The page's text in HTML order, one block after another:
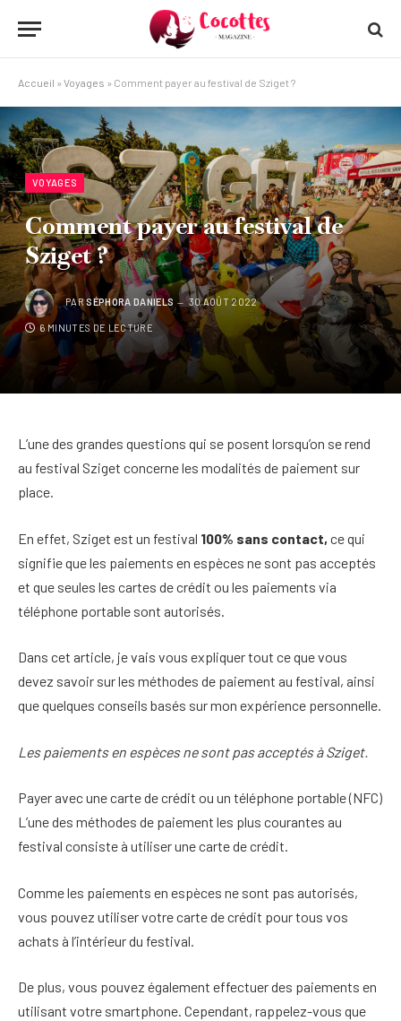
Accueil » Voyages » Comment payer au festival de Sziget ?
VOYAGES
Comment payer au festival de
Sziget ?
PARSÉPHORA DANIELS 30 AOÛT 2022
6 MINUTES DE LECTURE
L’une des grandes questions qui se posent lorsqu’on se rend
au festival Sziget concerne les modalités de paiement sur
place.
En effet, Sziget est un festival 100% sans contact, ce qui
signifie que les paiements en espèces ne sont pas acceptés
et que seules les cartes de crédit ou les paiements via
téléphone portable sont autorisés.
Dans cet article, je vais vous expliquer tout ce que vous
devez savoir sur les méthodes de paiement au festival, ainsi
que quelques conseils basés sur mon expérience personnelle.
Les paiements en espèces ne sont pas acceptés à Sziget.
Payer avec une carte de crédit ou un téléphone portable (NFC)
L’une des méthodes de paiement les plus courantes au
festival consiste à utiliser une carte de crédit.
Comme les paiements en espèces ne sont pas autorisés,
vous pouvez utiliser votre carte de crédit pour tous vos
achats à l’intérieur du festival.
De plus, vous pouvez également effectuer des paiements en
utilisant votre smartphone. Cependant, rappelez-vous que